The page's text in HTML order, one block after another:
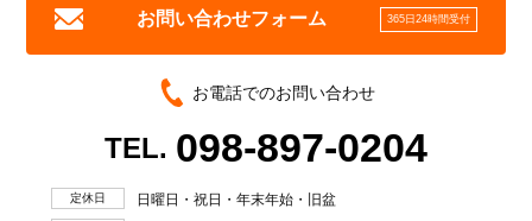
お問い合わせフォーム 365日24時間受付
お電話でのお問い合わせ
TEL. 098-897-0204
定休日 日曜日・祝日・年末年始・旧盆